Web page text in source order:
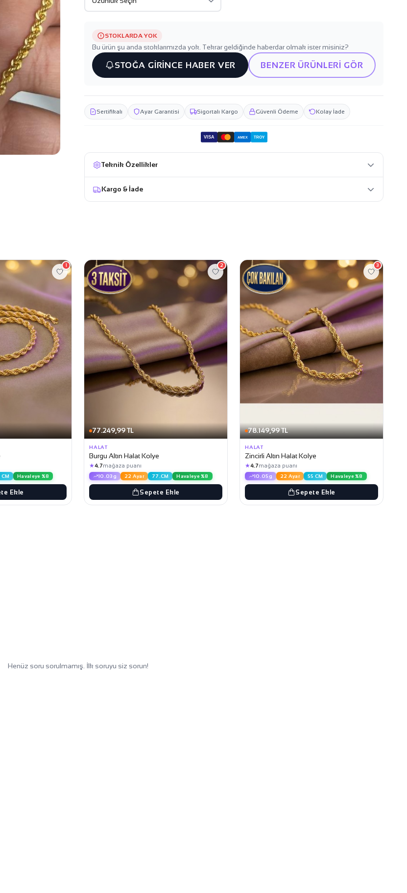
STOKLARDA YOK
Bu ürün şu anda stoklarımızda yok. Tekrar geldiğinde haberdar olmak ister misiniz?
STOĞA GİRİNCE HABER VER BENZER ÜRÜNLERİ GÖR
Sertifikalı Ayar Garantisi Sigortalı Kargo Güvenli Ödeme Kolay İade
VISA AMEX TROY
Teknik Özellikler
Kargo & İade
1
CM Havaleye %8
Ekle
77.249,99 TL
2
HALAT
Burgu Altın Halat Kolye
★4.7mağaza puanı
10.03g 22 Ayar 77.CM Havaleye %8
Sepete Ekle
78.149,99 TL
3
HALAT
Zincirli Altın Halat Kolye
★4.7mağaza puanı
10.05g 22 Ayar 55 CM Havaleye %8
Sepete Ekle
Henüz soru sorulmamış. İlk soruyu siz sorun!